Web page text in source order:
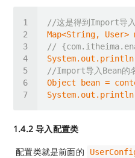
//这是得到Import导
//
//Import导入Bean
Object bean =
1.4.2 导入配置类
​ 配置类就是前面的